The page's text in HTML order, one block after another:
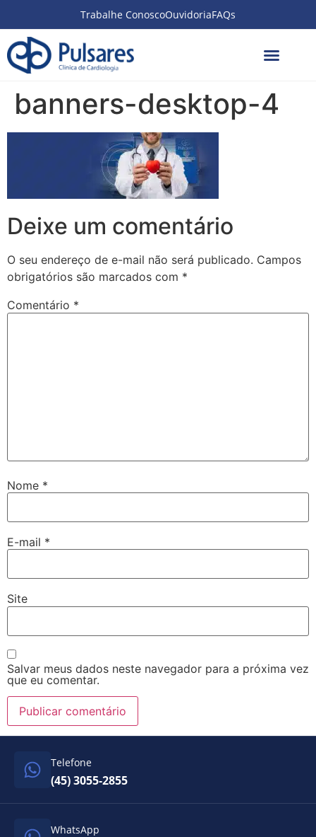
Trabalhe ConoscoOuvidoriaFAQs
banners-desktop-4
Deixe um comentário
O seu endereço de e-mail não será publicado. Campos
obrigatórios são marcados com *
Comentário *
Nome *
E-mail *
Site
Salvar meus dados neste navegador para a próxima vez
que eu comentar.
Telefone
(45) 3055-2855
WhatsApp